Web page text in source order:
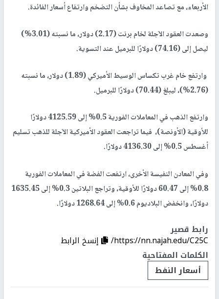
الأربعاء، مع تصاعد المخاوف بشأن التضخم وارتفاع أسعار الفائدة.
وصعدت العقود الآجلة لخام برنت (2.17) دولار، ما نسبته (3.01%)
ليصل إلى (74.16) دولارًا للبرميل عند ‌التسوية.
وارتفع خام غرب تكساس الوسيط الأميركي (1.89) دولار، ما نسبته
(2.76%)، ليبلغ (70.44) دولارًا للبرميل.
وارتفع الذهب في المعاملات الفورية 0.5% إلى 4125.59 دولارًا
للأوقية (الأونصة)، فيما تراجعت العقود الأميركية الآجلة للذهب تسليم
أغسطس 0.5% إلى 4136.30 دولارًا.
وفي المعادن النفيسة الأخرى، ارتفعت الفضة في المعاملات الفورية
0.8% إلى 60.47 دولارًا للأوقية، وتراجع البلاتين 0.3% إلى 1635.45
دولارًا، وانخفض البلاديوم 0.6% إلى 1268.64 دولارًا.
رابط قصير
https://nn.najah.edu/C25C/
إنسخ الرابط
الكلمات المفتاحية
أسعار النفط